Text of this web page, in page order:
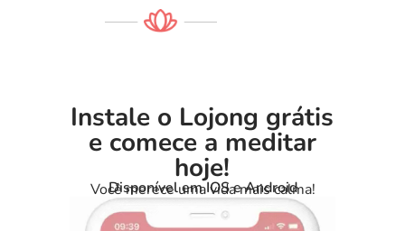
Instale o Lojong grátis
e comece a meditar
hoje!
Disponível em IOS e Android
Você merece uma vida mais calma!